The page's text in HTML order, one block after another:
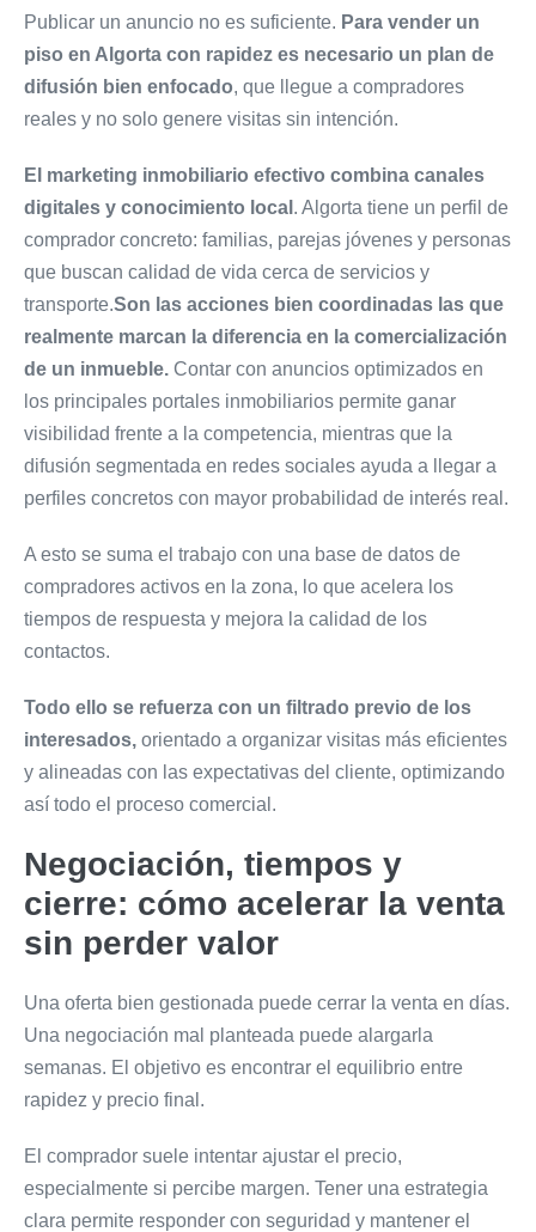
Publicar un anuncio no es suficiente. Para vender un
piso en Algorta con rapidez es necesario un plan de
difusión bien enfocado, que llegue a compradores
reales y no solo genere visitas sin intención.
El marketing inmobiliario efectivo combina canales
digitales y conocimiento local . Algorta tiene un perfil de
comprador concreto: familias, parejas jóvenes y personas
que buscan calidad de vida cerca de servicios y
transporte.Son las acciones bien coordinadas las que
realmente marcan la diferencia en la comercialización
de un inmueble. Contar con anuncios optimizados en
los principales portales inmobiliarios permite ganar
visibilidad frente a la competencia, mientras que la
difusión segmentada en redes sociales ayuda a llegar a
perfiles concretos con mayor probabilidad de interés real.
A esto se suma el trabajo con una base de datos de
compradores activos en la zona, lo que acelera los
tiempos de respuesta y mejora la calidad de los
contactos.
Todo ello se refuerza con un filtrado previo de los
interesados, orientado a organizar visitas más eficientes
y alineadas con las expectativas del cliente, optimizando
así todo el proceso comercial.
Negociación, tiempos y
cierre: cómo acelerar la venta
sin perder valor
Una oferta bien gestionada puede cerrar la venta en días.
Una negociación mal planteada puede alargarla
semanas. El objetivo es encontrar el equilibrio entre
rapidez y precio final.
El comprador suele intentar ajustar el precio,
especialmente si percibe margen. Tener una estrategia
clara permite responder con seguridad y mantener el